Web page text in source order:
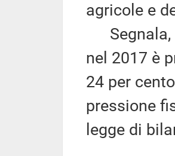
agricole e
Segnala,
nel 2017 è
24 per
pressione
legge di